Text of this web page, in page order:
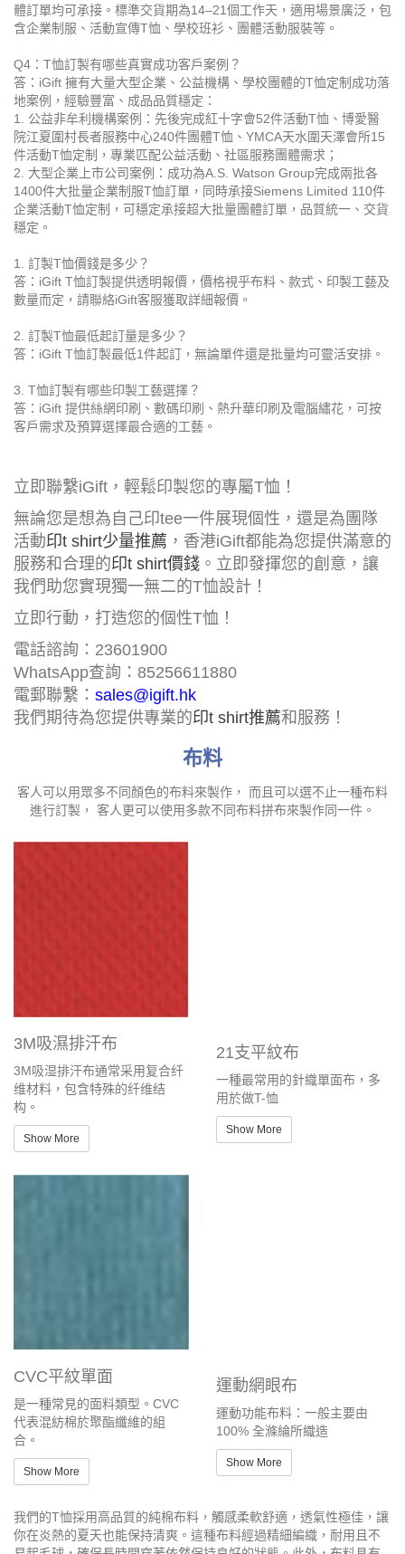
體訂單均可承接。標準交貨期為14–21個工作天，適用場景廣泛，包
含企業制服、活動宣傳T恤、學校班衫、團體活動服裝等。
Q4：T恤訂製有哪些真實成功客戶案例？
答：iGift 擁有大量大型企業、公益機構、學校團體的T恤定制成功落
地案例，經驗豐富、成品品質穩定：
1. 公益非牟利機構案例：先後完成紅十字會52件活動T恤、博愛醫
院江夏圍村長者服務中心240件團體T恤、YMCA天水圍天澤會所15
件活動T恤定制，專業匹配公益活動、社區服務團體需求；
2. 大型企業上市公司案例：成功為A.S. Watson Group完成兩批各
1400件大批量企業制服T恤訂單，同時承接Siemens Limited 110件
企業活動T恤定制，可穩定承接超大批量團體訂單，品質統一、交貨
穩定。
1. 訂製T恤價錢是多少？
答：iGift T恤訂製提供透明報價，價格視乎布料、款式、印製工藝及
數量而定，請聯絡iGift客服獲取詳細報價。
2. 訂製T恤最低起訂量是多少？
答：iGift T恤訂製最低1件起訂，無論單件還是批量均可靈活安排。
3. T恤訂製有哪些印製工藝選擇？
答：iGift 提供絲網印刷、數碼印刷、熱升華印刷及電腦繡花，可按
客戶需求及預算選擇最合適的工藝。
立即聯繫iGift，輕鬆印製您的專屬T恤！
無論您是想為自己印tee一件展現個性，還是為團隊
活動印t shirt少量推薦 ，香港iGift都能為您提供滿意的
服務和合理的印t shirt價錢 。立即發揮您的創意，讓
我們助您實現獨一無二的T恤設計！
立即行動，打造您的個性T恤！
電話諮詢：23601900
WhatsApp查詢：85256611880
電郵聯繫： sales@igift.hk
我們期待為您提供專業的印t shirt推薦和服務！
布料
客人可以用眾多不同顏色的布料來製作， 而且可以選不止一種布料
進行訂製， 客人更可以使用多款不同布料拼布來製作同一件。
3M吸濕排汗布
3M吸湿排汗布通常采用复合纤
维材料，包含特殊的纤维结
构。
Show More
21支平紋布
一種最常用的針織單面布，多
用於做T-恤
Show More
CVC平紋單面
是一種常見的面料類型。CVC
代表混紡棉於聚酯纖維的組
合。
Show More
運動網眼布
運動功能布料：一般主要由
100% 全滌綸所織造
Show More
我們的T恤採用高品質的純棉布料，觸感柔軟舒適，透氣性極佳，讓
你在炎熱的夏天也能保持清爽。這種布料經過精細編織，耐用且不